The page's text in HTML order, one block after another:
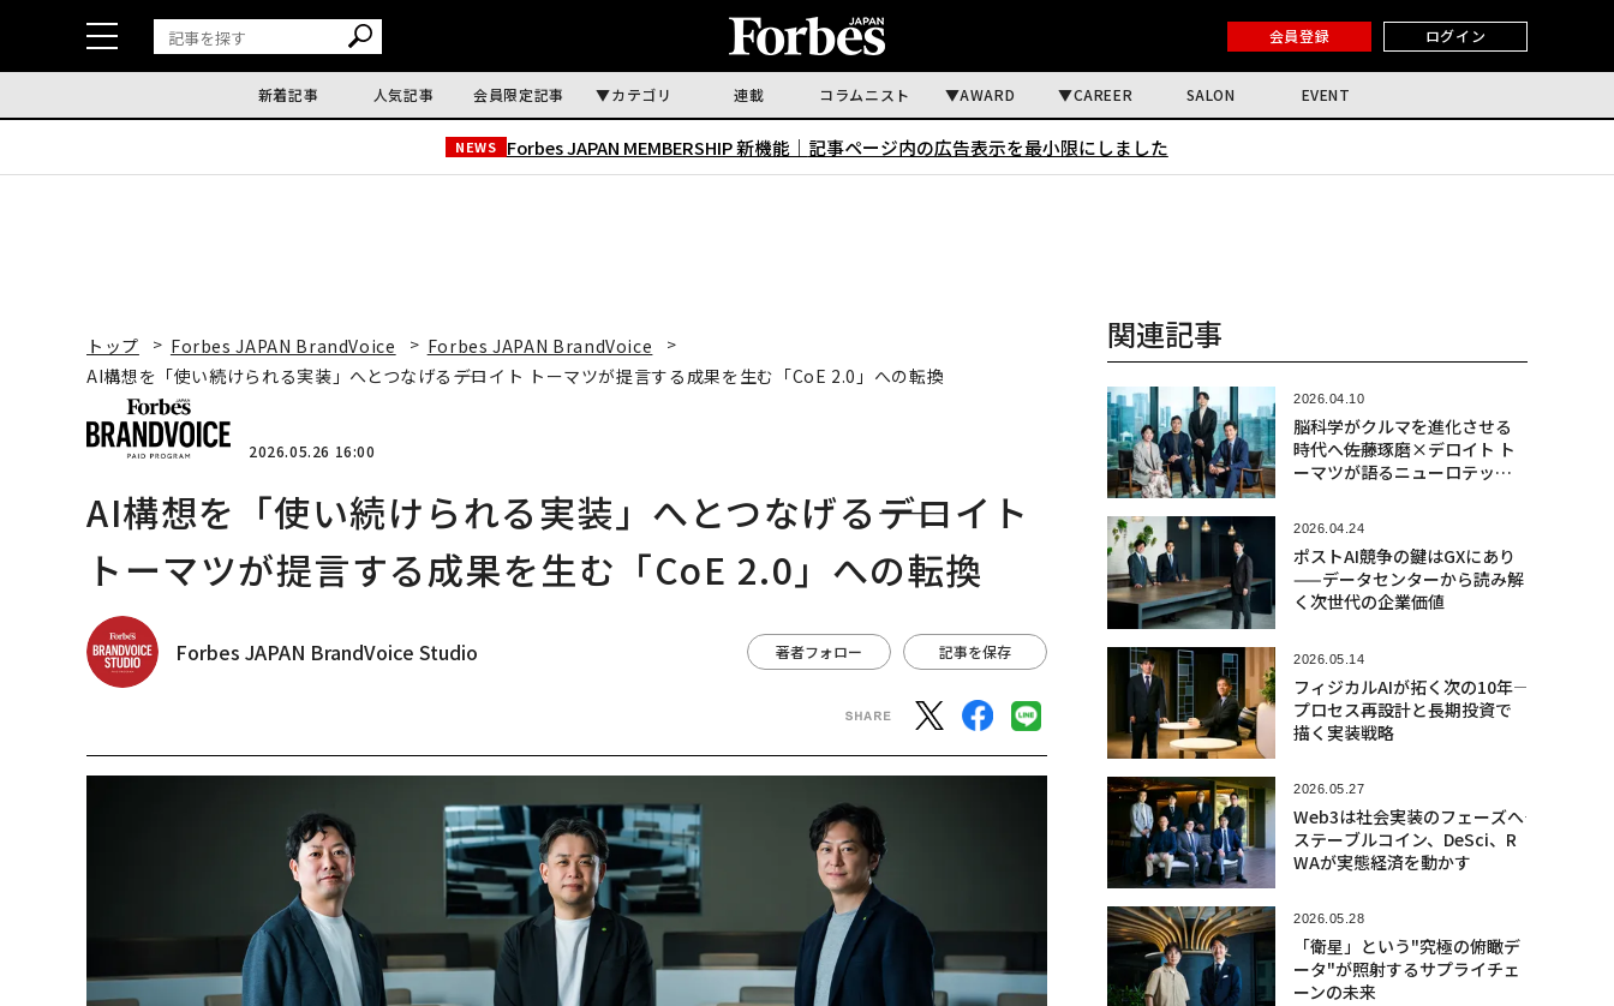
会員登録 ログイン
新着記事 人気記事 会員限定記事 カテゴリ 連載 コラムニスト AWARD CAREER SALON EVENT
NEWS Forbes JAPAN MEMBERSHIP 新機能｜ 記事ページ内の広告表示を最小限にしました
トップ Forbes JAPAN BrandVoice
Forbes JAPAN BrandVoice
AI構想を「使い続けられる実装」へとつなげる――デロイト トーマツが提言する成果を生む「CoE 2.0」への転換
2026.05.26 16:00
AI構想を「使い続けられる実装」へとつなげる――デロイト
トーマツが提言する成果を生む「CoE 2.0」への転換
Forbes JAPAN BrandVoice Studio 著者フォロー 記事を保存
関連記事
2026.04.10
脳科学がクルマを進化させる
時代へ――佐藤琢磨×デロイト ト
ーマツが語るニューロテック
2026.04.24
ポストAI競争の鍵はGXにあり
——データセンターから読み解
く次世代の企業価値
2026.05.14
フィジカルAIが拓く次の10年――
プロセス再設計と長期投資で
描く実装戦略
2026.05.27
Web3は社会実装のフェーズへ――
ステーブルコイン、DeSci、R
WAが実態経済を動かす
2026.05.28
「衛星」という"究極の俯瞰デ
ータ"が照射するサプライチェ
ーンの未来